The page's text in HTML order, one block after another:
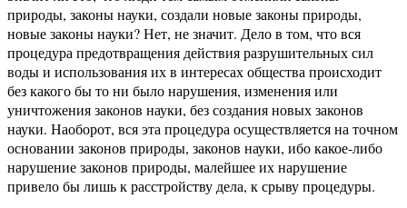
природы, законы науки, создали новые законы природы,
новые законы науки? Нет, не значит. Дело в том, что вся
процедура предотвращения действия разрушительных сил
воды и использования их в интересах общества происходит
без какого бы то ни было нарушения, изменения или
уничтожения законов науки, без создания новых законов
науки. Наоборот, вся эта процедура осуществляется на точном
основании законов природы, законов науки, ибо какое-либо
нарушение законов природы, малейшее их нарушение
привело бы лишь к расстройству дела, к срыву процедуры.